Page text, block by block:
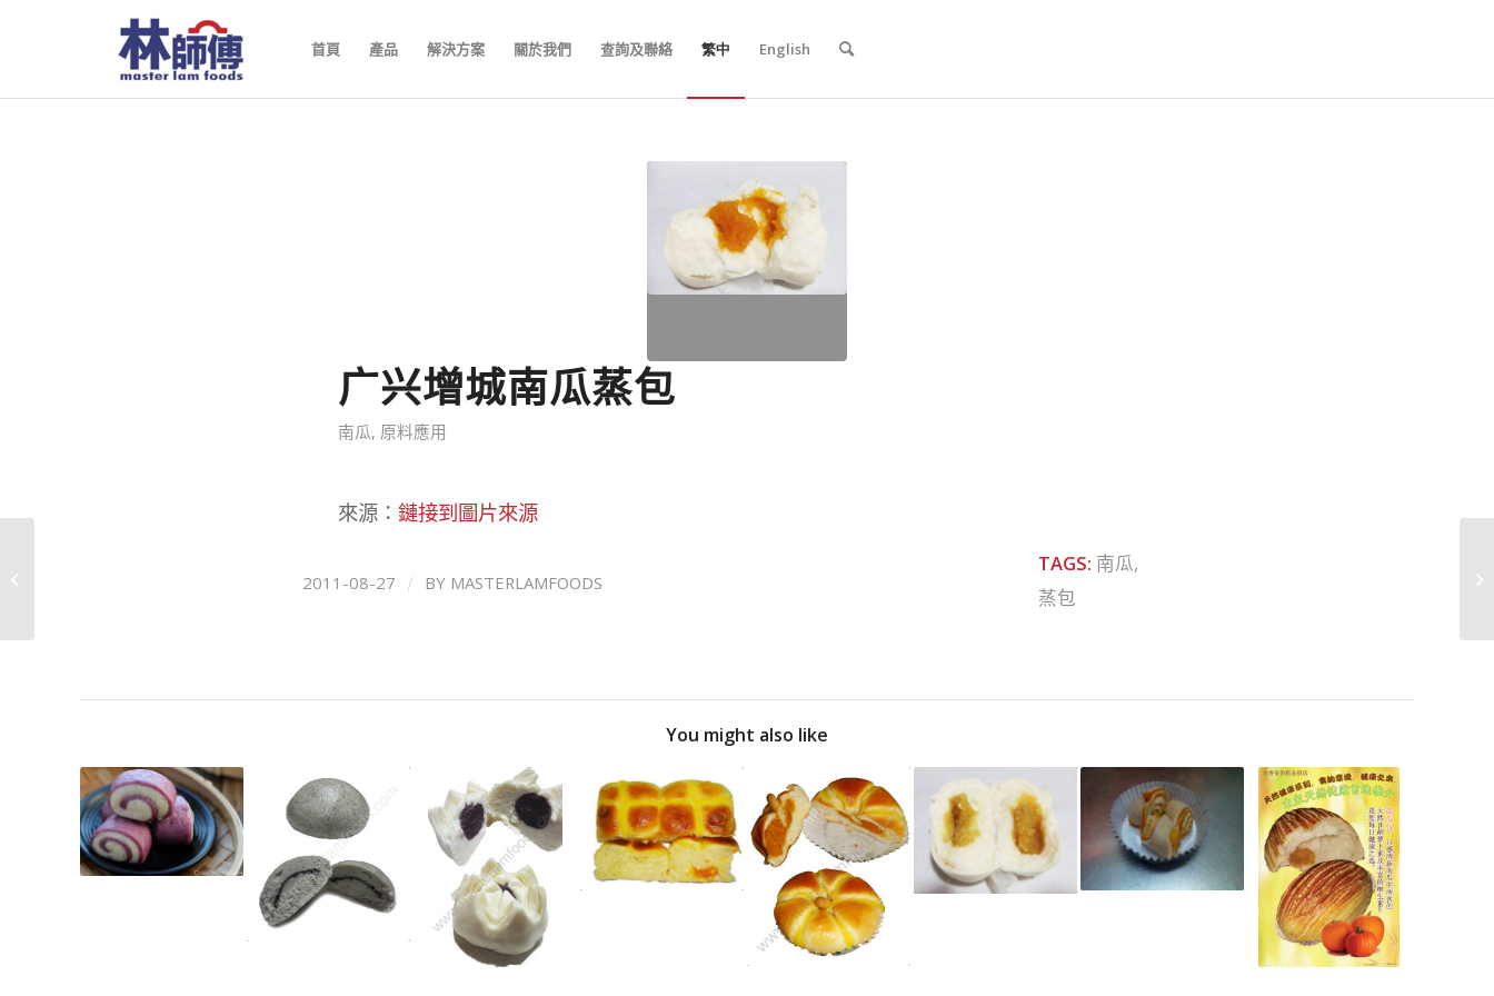
首頁 產品 解決方案 關於我們 查詢及聯絡 繁中 English
广兴增城南瓜蒸包
南瓜, 原料應用
來源： 鏈接到圖片來源
2011-08-27 / BY MASTERLAMFOODS
TAGS: 南瓜,
蒸包
You might also like